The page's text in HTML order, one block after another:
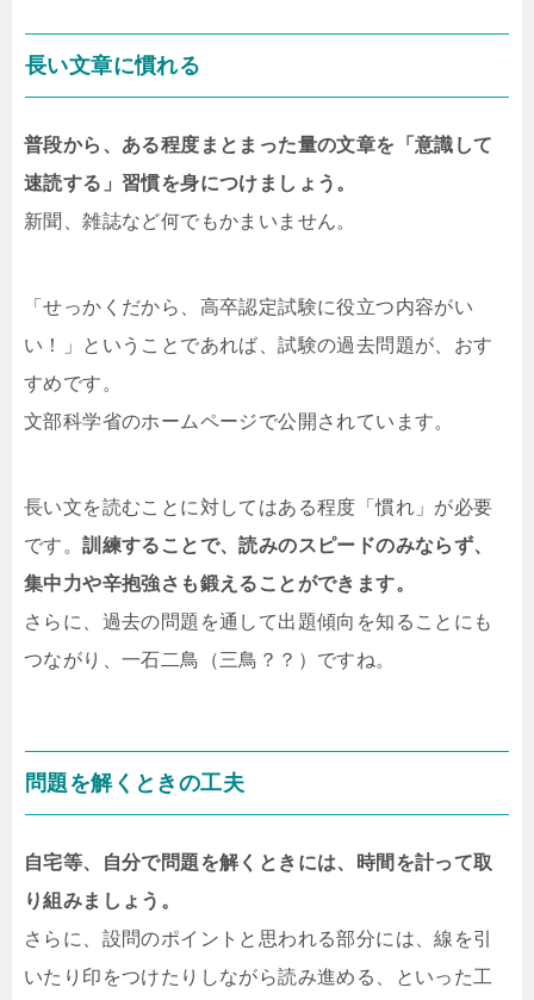
長い文章に慣れる
普段から、ある程度まとまった量の文章を「意識して
速読する」習慣を身につけましょう。
新聞、雑誌など何でもかまいません。
「せっかくだから、高卒認定試験に役立つ内容がい
い！」ということであれば、試験の過去問題が、おす
すめです。
文部科学省のホームページで公開されています。
長い文を読むことに対してはある程度「慣れ」が必要
です。訓練することで、読みのスピードのみならず、
集中力や辛抱強さも鍛えることができます。
さらに、過去の問題を通して出題傾向を知ることにも
つながり、一石二鳥（三鳥？？）ですね。
問題を解くときの工夫
自宅等、自分で問題を解くときには、時間を計って取
り組みましょう。
さらに、設問のポイントと思われる部分には、線を引
いたり印をつけたりしながら読み進める、といった工